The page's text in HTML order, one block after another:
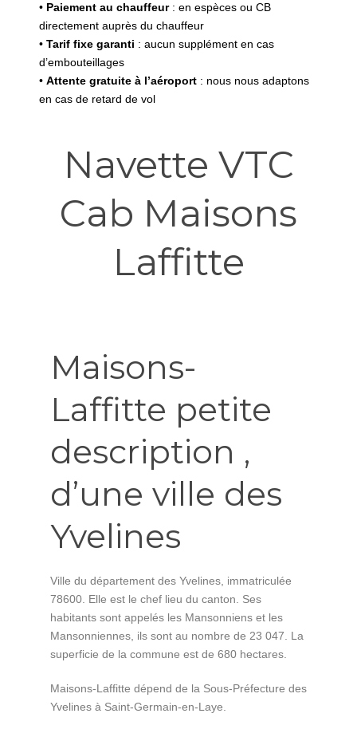
• Paiement au chauffeur: en espèces ou CB
directement auprès du chauffeur
• Tarif fixe garanti : aucun supplément en cas
d’embouteillages
• Attente gratuite à l’aéroport : nous nous adaptons
en cas de retard de vol
Navette VTC
Cab Maisons
Laffitte
Maisons-
Laffitte petite
description ,
d’une ville des
Yvelines
Ville du département des Yvelines, immatriculée
78600. Elle est le chef lieu du canton. Ses
habitants sont appelés les Mansonniens et les
Mansonniennes, ils sont au nombre de 23 047. La
superficie de la commune est de 680 hectares.
Maisons-Laffitte dépend de la Sous-Préfecture des
Yvelines à Saint-Germain-en-Laye.